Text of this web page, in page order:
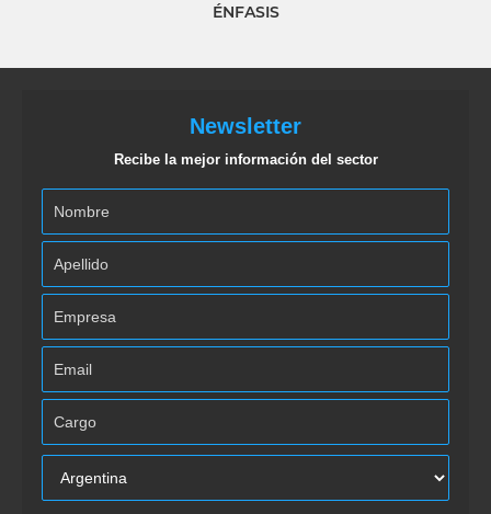
ÉNFASIS
Newsletter
Recibe la mejor información del sector